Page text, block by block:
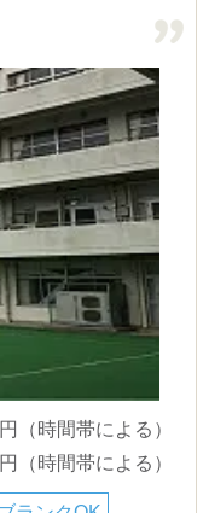
（時間帯による）
（時間帯による）